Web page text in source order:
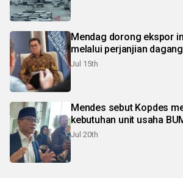
Mendag dorong ekspor
melalui perjanjian dagang
Jul 15th
Mendes sebut Kopdes
kebutuhan unit usaha
Jul 20th